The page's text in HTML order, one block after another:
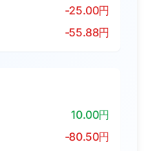
-25.00円
-55.88円
10.00円
-80.50円